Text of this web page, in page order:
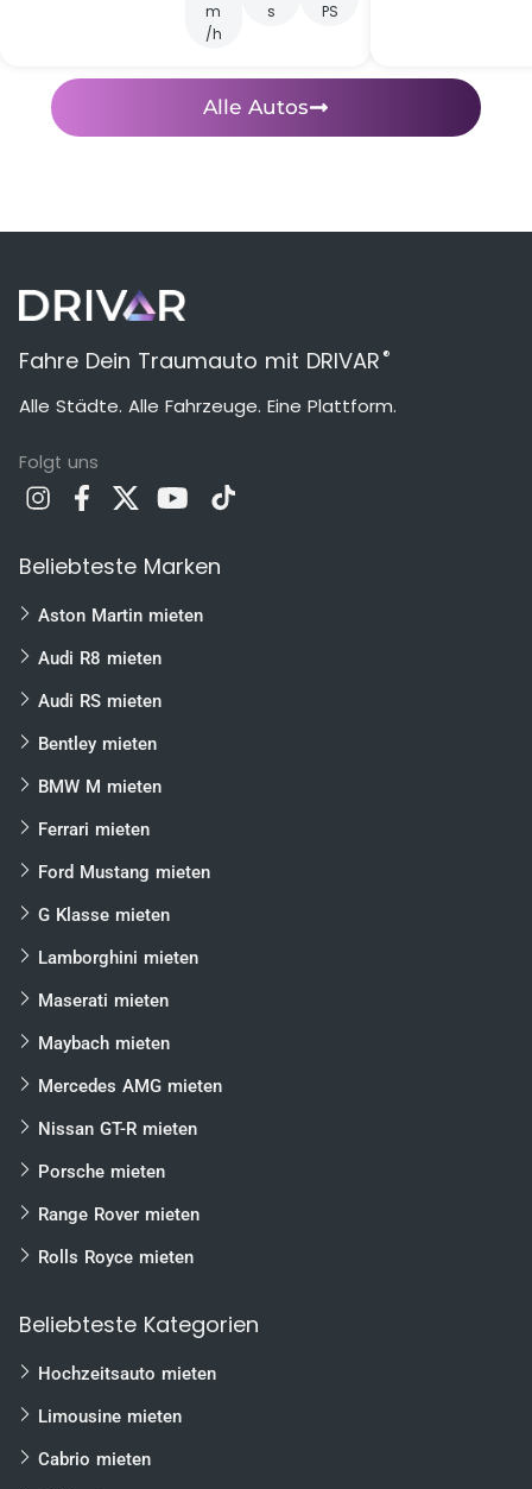
m
/h
s
PS
Alle Autos
Fahre Dein Traumauto mit DRIVAR ®
Alle Städte. Alle Fahrzeuge. Eine Plattform.
Folgt uns
Beliebteste Marken
Aston Martin mieten
Audi R8 mieten
Audi RS mieten
Bentley mieten
BMW M mieten
Ferrari mieten
Ford Mustang mieten
G Klasse mieten
Lamborghini mieten
Maserati mieten
Maybach mieten
Mercedes AMG mieten
Nissan GT-R mieten
Porsche mieten
Range Rover mieten
Rolls Royce mieten
Beliebteste Kategorien
Hochzeitsauto mieten
Limousine mieten
Cabrio mieten